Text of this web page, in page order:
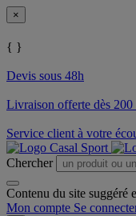
×
{ }
Devis sous 48h
Livraison offerte dès
Service client à votre
Chercher
Contenu du site suggéré
Mon compte Se